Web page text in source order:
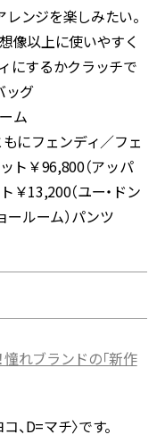
ンジを楽しみたい。
像以上に使いやすく
にするかクラッチで
ッグ
ム
にフェンディ／フェ
ト￥96,800（アッパ
￥13,200（ユー・ドン
ールーム）パンツ
憧れブランドの「新作
D=マチ〉です。